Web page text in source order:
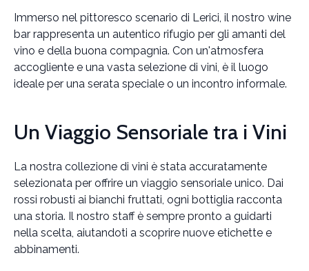
Immerso nel pittoresco scenario di Lerici, il nostro wine
bar rappresenta un autentico rifugio per gli amanti del
vino e della buona compagnia. Con un'atmosfera
accogliente e una vasta selezione di vini, è il luogo
ideale per una serata speciale o un incontro informale.
Un Viaggio Sensoriale tra i Vini
La nostra collezione di vini è stata accuratamente
selezionata per offrire un viaggio sensoriale unico. Dai
rossi robusti ai bianchi fruttati, ogni bottiglia racconta
una storia. Il nostro staff è sempre pronto a guidarti
nella scelta, aiutandoti a scoprire nuove etichette e
abbinamenti.